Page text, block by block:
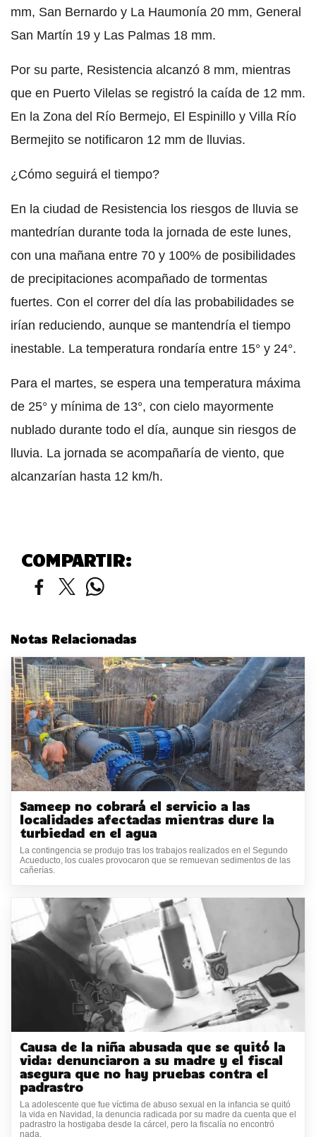
mm, San Bernardo y La Haumonía 20 mm, General
San Martín 19 y Las Palmas 18 mm.
Por su parte, Resistencia alcanzó 8 mm, mientras
que en Puerto Vilelas se registró la caída de 12 mm.
En la Zona del Río Bermejo, El Espinillo y Villa Río
Bermejito se notificaron 12 mm de lluvias.
¿Cómo seguirá el tiempo?
En la ciudad de Resistencia los riesgos de lluvia se
mantedrían durante toda la jornada de este lunes,
con una mañana entre 70 y 100% de posibilidades
de precipitaciones acompañado de tormentas
fuertes. Con el correr del día las probabilidades se
irían reduciendo, aunque se mantendría el tiempo
inestable. La temperatura rondaría entre 15° y 24°.
Para el martes, se espera una temperatura máxima
de 25° y mínima de 13°, con cielo mayormente
nublado durante todo el día, aunque sin riesgos de
lluvia. La jornada se acompañaría de viento, que
alcanzarían hasta 12 km/h.
COMPARTIR:
Notas Relacionadas
Sameep no cobrará el servicio a las
localidades afectadas mientras dure la
turbiedad en el agua
La contingencia se produjo tras los trabajos realizados en el Segundo
Acueducto, los cuales provocaron que se remuevan sedimentos de las
cañerías.
Causa de la niña abusada que se quitó la
vida: denunciaron a su madre y el fiscal
asegura que no hay pruebas contra el
padrastro
La adolescente que fue víctima de abuso sexual en la infancia se quitó
la vida en Navidad, la denuncia radicada por su madre da cuenta que el
padrastro la hostigaba desde la cárcel, pero la fiscalía no encontró
nada.